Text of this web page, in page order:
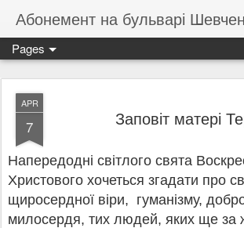
Абонемент на бульварі
Pages
APR
7 Заповіт матері
Напередодні світлого свята
Христового хочеться згадати про
щиросердної віри, гуманізму,
милосердя, тих людей, яких ще за